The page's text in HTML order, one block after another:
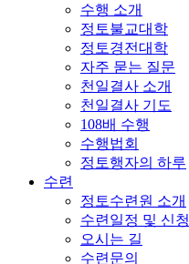
수행 소개
정토불교대학
정토경전대학
자주 묻는 질문
천일결사 소개
천일결사 기도
108배 수행
수행법회
정토행자의 하루
수련
정토수련원 소개
수련일정 및 신청
오시는 길
수련문의